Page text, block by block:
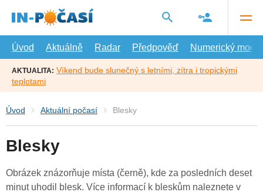
hlavní
Úvod
Aktuálně Radar Předpověď Numerický model
AKTUALITA: Víkend bude slunečný s letními, zítra i tropickými
teplotami
Úvod Aktuální počasí Blesky
Blesky
Obrázek znázorňuje místa (černě), kde za posledních deset
minut uhodil blesk. Více informací k bleskům naleznete v